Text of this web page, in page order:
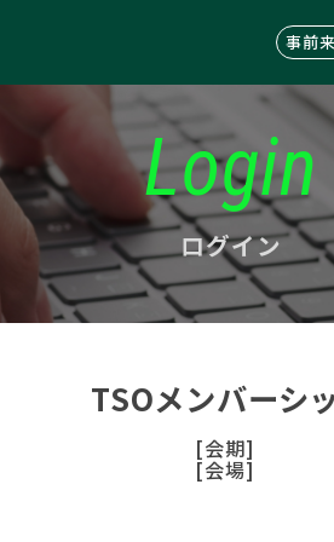
事前
Login
ログイン
TSOメンバーシ
[会期]
[会場]